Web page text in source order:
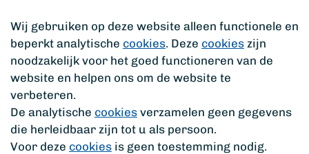
Wij gebruiken op deze website alleen functionele en
beperkt analytische cookies. Deze cookies zijn
noodzakelijk voor het goed functioneren van de
website en helpen ons om de website te
verbeteren.
De analytische cookies verzamelen geen gegevens
die herleidbaar zijn tot u als persoon.
Voor deze cookies is geen toestemming nodig.